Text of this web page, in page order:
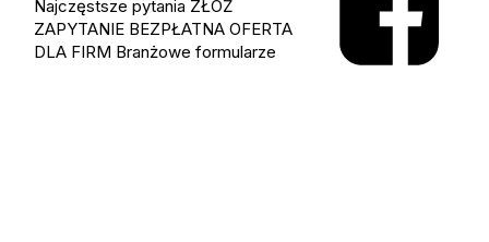
Najczęstsze pytania ZŁÓŻ
ZAPYTANIE BEZPŁATNA OFERTA
DLA FIRM Branżowe formularze